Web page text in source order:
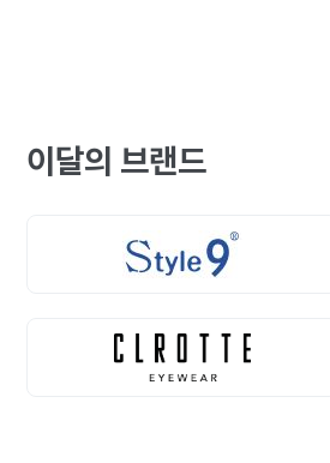
이달의 브랜드